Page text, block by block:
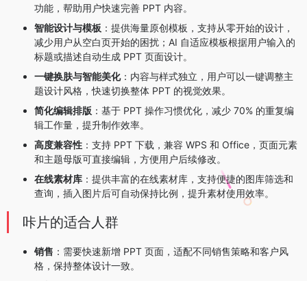
功能，帮助用户快速完善 PPT 内容。
智能设计与模板 ：提供海量原创模板，支持从零开始的设计，
减少用户从空白页开始的困扰；AI 自适应模板根据用户输入的
标题或描述自动生成 PPT 页面设计。
一键换肤与智能美化：内容与样式独立，用户可以一键调整主
题设计风格，快速切换整体 PPT 的视觉效果。
简化编辑排版 ：基于 PPT 操作习惯优化，减少 70% 的重复编
辑工作量，提升制作效率。
高度兼容性 ：支持 PPT 下载，兼容 WPS 和 Office，页面元素
和主题母版可直接编辑，方便用户后续修改。
在线素材库 ：提供丰富的在线素材库，支持便捷的图库筛选和
查询，插入图片后可自动保持比例，提升素材使用效率。
咔片的适合人群
销售 ：需要快速新增 PPT 页面，适配不同销售策略和客户风
格，保持整体设计一致。